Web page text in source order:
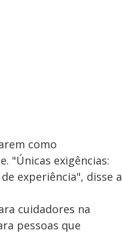
como
"Únicas exigências:
experiência", disse a
cuidadores na
pessoas que